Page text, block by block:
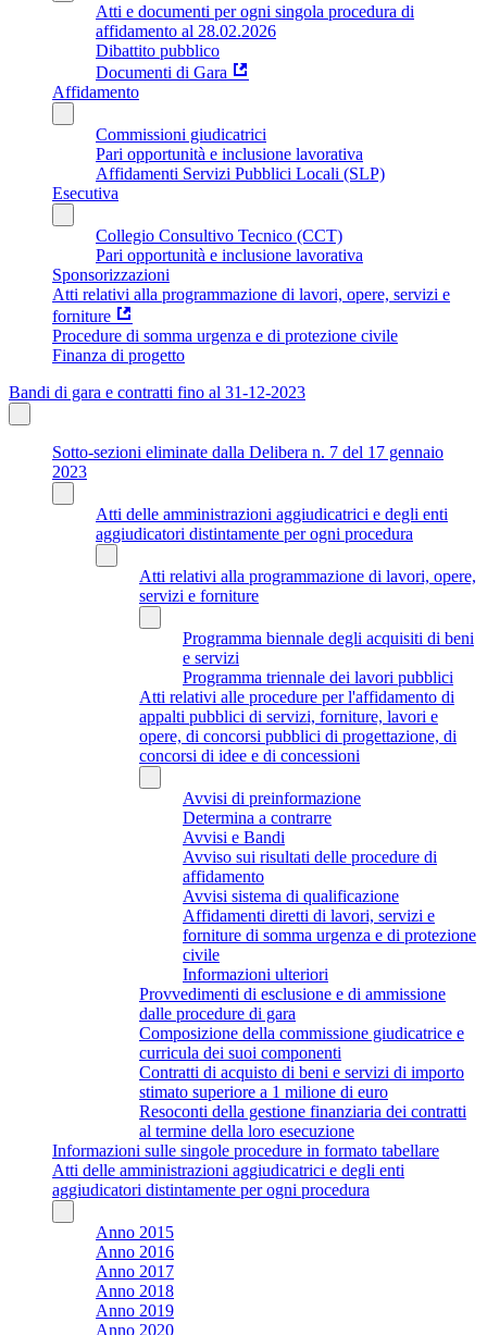
Atti e documenti per ogni singola procedura di
affidamento al 28.02.2026
Dibattito pubblico
Documenti di Gara
Affidamento
Commissioni giudicatrici
Pari opportunità e inclusione lavorativa
Affidamenti Servizi Pubblici Locali (SLP)
Esecutiva
Collegio Consultivo Tecnico (CCT)
Pari opportunità e inclusione lavorativa
Sponsorizzazioni
Atti relativi alla programmazione di lavori, opere, servizi e
forniture
Procedure di somma urgenza e di protezione civile
Finanza di progetto
Bandi di gara e contratti fino al 31-12-2023
Sotto-sezioni eliminate dalla Delibera n. 7 del 17 gennaio
2023
Atti delle amministrazioni aggiudicatrici e degli enti
aggiudicatori distintamente per ogni procedura
Atti relativi alla programmazione di lavori, opere,
servizi e forniture
Programma biennale degli acquisiti di beni
e servizi
Programma triennale dei lavori pubblici
Atti relativi alle procedure per l'affidamento di
appalti pubblici di servizi, forniture, lavori e
opere, di concorsi pubblici di progettazione, di
concorsi di idee e di concessioni
Avvisi di preinformazione
Determina a contrarre
Avvisi e Bandi
Avviso sui risultati delle procedure di
affidamento
Avvisi sistema di qualificazione
Affidamenti diretti di lavori, servizi e
forniture di somma urgenza e di protezione
civile
Informazioni ulteriori
Provvedimenti di esclusione e di ammissione
dalle procedure di gara
Composizione della commissione giudicatrice e
curricula dei suoi componenti
Contratti di acquisto di beni e servizi di importo
stimato superiore a 1 milione di euro
Resoconti della gestione finanziaria dei contratti
al termine della loro esecuzione
Informazioni sulle singole procedure in formato tabellare
Atti delle amministrazioni aggiudicatrici e degli enti
aggiudicatori distintamente per ogni procedura
Anno 2015
Anno 2016
Anno 2017
Anno 2018
Anno 2019
Anno 2020